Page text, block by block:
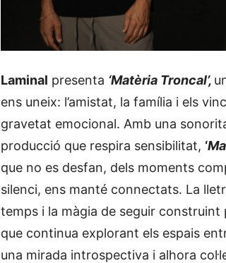
Laminal presenta ‘Matèria Troncal’,
ens uneix: l’amistat, la família i els
gravetat emocional. Amb una
producció que respira sensibilitat, ‘
que no es desfan, dels moments
silenci, ens manté connectats. La
temps i la màgia de seguir construint
que continua explorant els espais
una mirada introspectiva i alhora